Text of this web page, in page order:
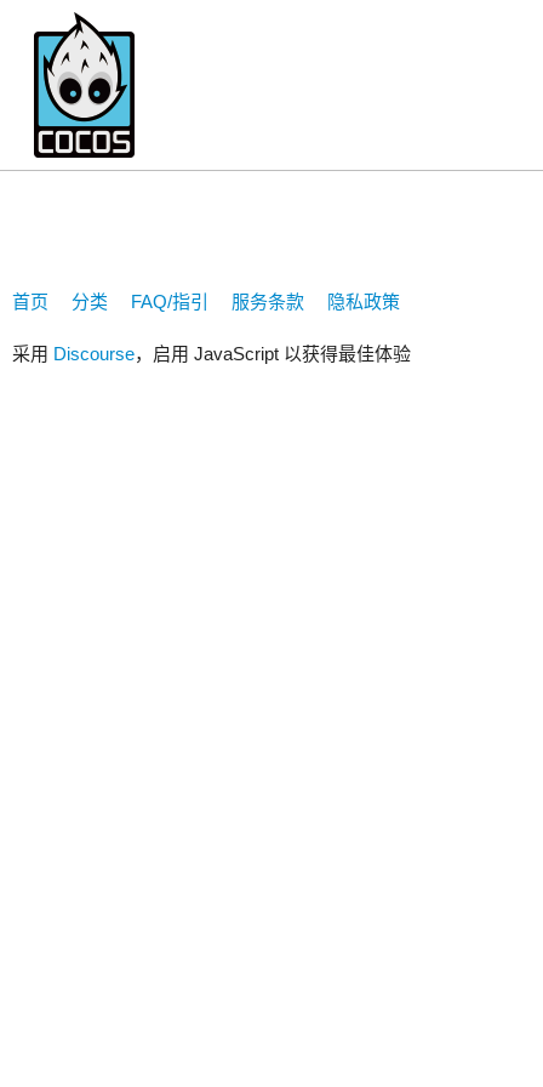
白满川
首页 分类 FAQ/指引 服务条款 隐私政策
采用 Discourse，启用 JavaScript 以获得最佳体验